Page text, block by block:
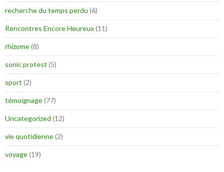
recherche du temps perdu (6)
Rencontres Encore Heureux(11)
rhizome(8)
sonic protest (5)
sport (2)
témoignage(77)
Uncategorized (12)
vie quotidienne(2)
voyage(19)